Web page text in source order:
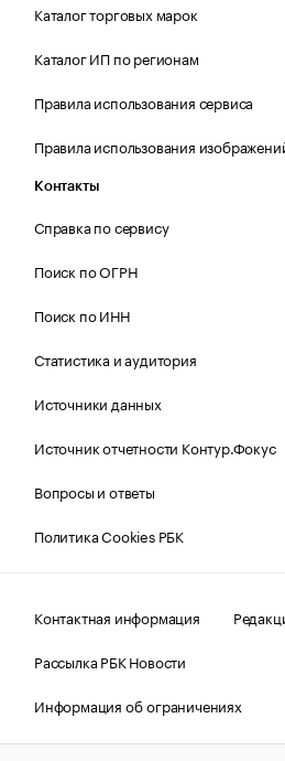
Каталог торговых марок
Каталог ИП по регионам
Правила использования сервиса
Правила использования
Контакты
Справка по сервису
Поиск по ОГРН
Поиск по ИНН
Статистика и аудитория
Источники данных
Источник отчетности Контур.Фокус
Вопросы и ответы
Политика Cookies РБК
Контактная информация
Рассылка РБК Новости
Информация об ограничениях
Правовая информация
О